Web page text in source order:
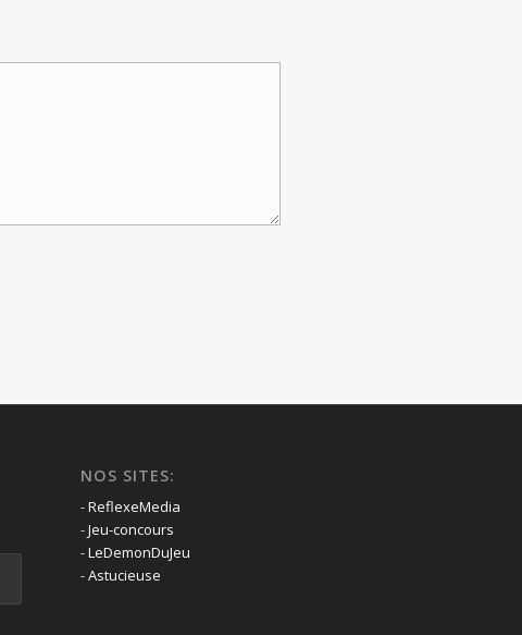
NOS SITES:
-ReflexeMedia
-Jeu-concours
-LeDemonDuJeu
-Astucieuse